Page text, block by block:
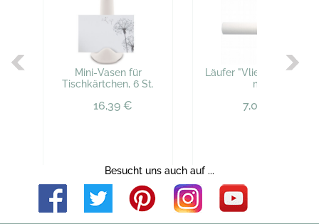
Mini-Vasen für
Tischkärtchen, 6 St.
16,39 €
Läufer "Vlies", weiß, 10
m
7,08 €
Besucht uns auch auf ...